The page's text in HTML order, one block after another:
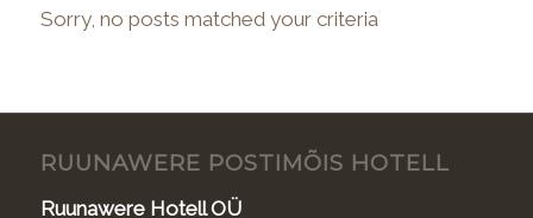
Sorry, no posts matched your criteria
RUUNAWERE POSTIMÕIS HOTELL
Ruunawere Hotell OÜ